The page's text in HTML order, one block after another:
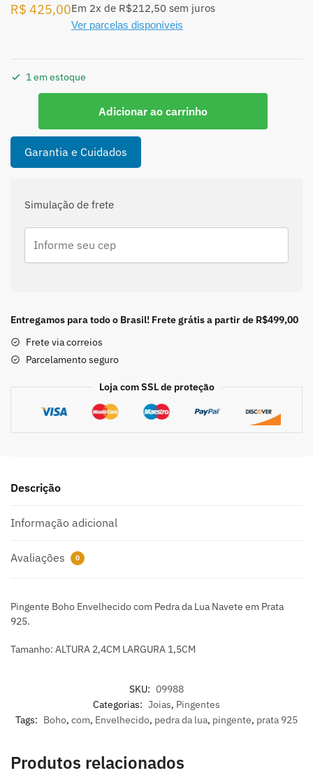
R$ 425,00Em 2x de R$212,50 sem juros
Ver parcelas disponíveis
1 em estoque
Envelhecido
com
Pedra
Lua
Prata
Adicionar ao carrinho
Garantia e Cuidados
Simulação de frete
Entregamos para todo o Brasil! Frete grátis a partir de R$499,00
Frete via correios
Parcelamento seguro
Loja com SSL de proteção
Descrição
Informação adicional
Avaliações 0
Pingente Boho Envelhecido com Pedra da Lua Navete em Prata
925.
Tamanho: ALTURA 2,4CM LARGURA 1,5CM
SKU: 09988
Categorias: Joias, Pingentes
Tags: Boho, com, Envelhecido, pedra da lua, pingente, prata 925
Produtos relacionados